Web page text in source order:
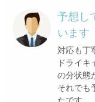
予想し
います
対応も丁
ドライ
の分状態
それでも